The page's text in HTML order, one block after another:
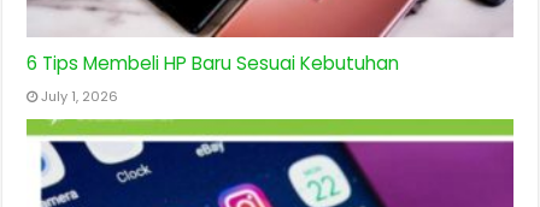
6 Tips Membeli HP Baru Sesuai Kebutuhan
July 1, 2026